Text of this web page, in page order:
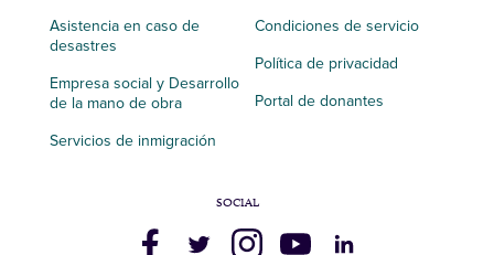
Asistencia en caso de
desastres
Empresa social y Desarrollo
de la mano de obra
Servicios de inmigración
Condiciones de servicio
Política de privacidad
Portal de donantes
SOCIAL